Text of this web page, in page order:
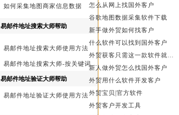
如何采集地图商家信息数据
易邮件地址搜索大师帮助
易邮件地址搜索大师使用方法
易邮件地址搜索大师-按关键词搜索方法
易邮件地址验证大师帮助
易邮件地址验证大师使用方法
怎么从网上找国外客户
谷歌地图数据采集软件下载
新手做外贸如何找客户
什么软件可以找到国外客户
外贸获客只需这一款软件就够了
新人做外贸怎么找国外客户
外贸用什么软件开发客户
外贸宝贝|官方软件
外贸客户开发工具